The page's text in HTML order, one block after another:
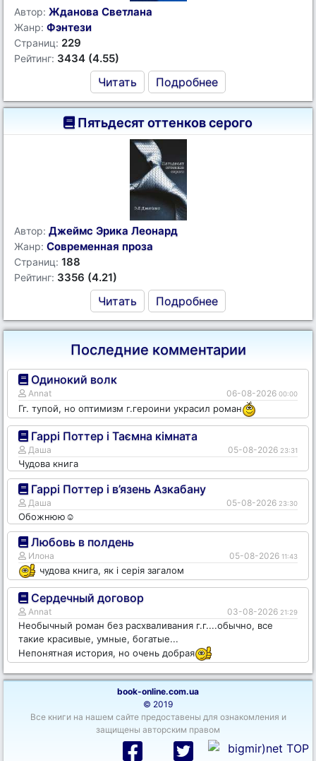
Автор: Жданова Светлана
Жанр: Фэнтези
Страниц: 229
Рейтинг: 3434 (4.55)
Читать Подробнее
Пятьдесят оттенков серого
Автор: Джеймс Эрика Леонард
Жанр: Современная проза
Страниц: 188
Рейтинг: 3356 (4.21)
Читать Подробнее
Последние комментарии
Одинокий волк
Annat 06-08-2026 00:00
Гг. тупой, но оптимизм г.героини украсил роман
Гаррі Поттер і Таємна кімната
Даша 05-08-2026 23:31
Чудова книга
Гаррі Поттер і в’язень Азкабану
Даша 05-08-2026 23:30
Обожнюю☺️
Любовь в полдень
Илона 05-08-2026 11:43
чудова книга, як і серія загалом
Сердечный договор
Annat 03-08-2026 21:29
Необычный роман без расхваливания г.г....обычно, все
такие красивые, умные, богатые...
Непонятная история, но очень добрая
book-online.com.ua
© 2019
Все книги на нашем сайте предоставены для ознакомления и
защищены авторским правом